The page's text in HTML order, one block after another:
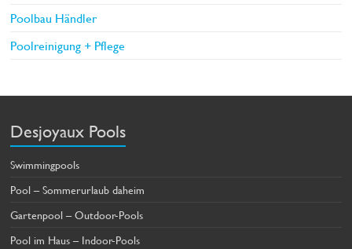
Poolbau Händler
Poolreinigung + Pflege
Desjoyaux Pools
Swimmingpools
Pool – Sommerurlaub daheim
Gartenpool – Outdoor-Pools
Pool im Haus – Indoor-Pools